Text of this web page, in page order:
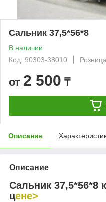
Сальник 37,5*56*8
В наличии
Код: 90303-38010
Розница
от 2 500 ₸
Описание
Описание
Сальник 37,5*56*8
цене>